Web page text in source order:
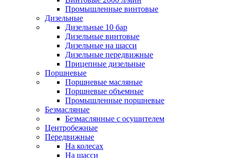
Промышленные винтовые
Дизельные
Дизельные 10 бар
Дизельные винтовые
Дизельные на шасси
Дизельные передвижные
Прицепные дизельные
Поршневые
Поршневые масляные
Поршневые объемные
Промышленные поршневые
Безмасляные
Безмаслянные с осушителем
Центробежные
Передвижные
На колесах
На шасси